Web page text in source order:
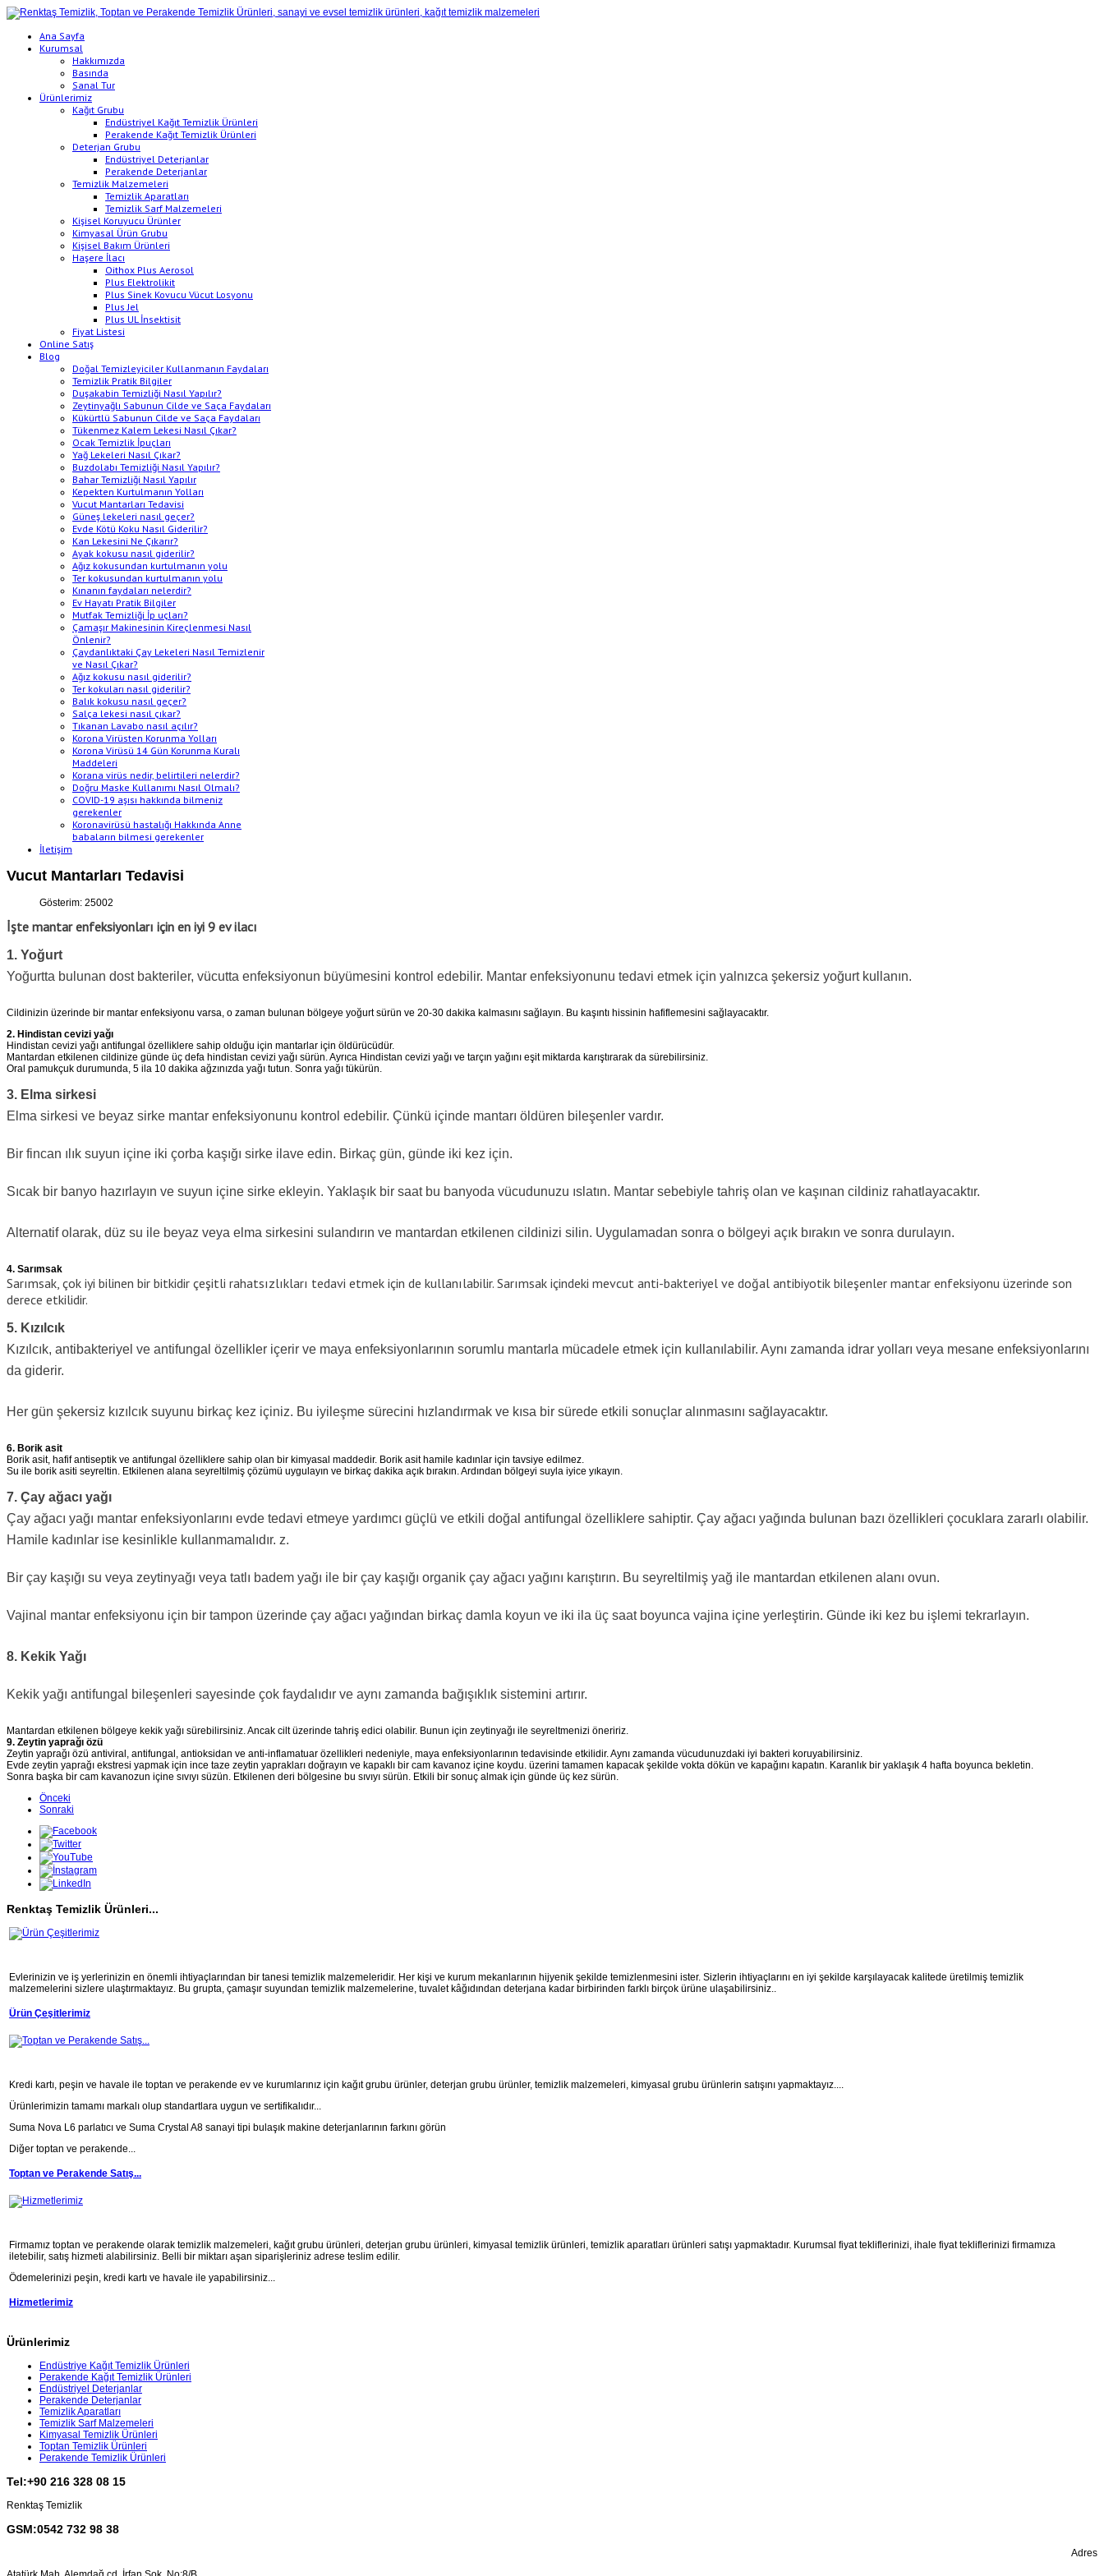
Ana Sayfa
Kurumsal
Hakkımızda
Basında
Sanal Tur
Ürünlerimiz
Kağıt Grubu
Endüstriyel Kağıt Temizlik Ürünleri
Perakende Kağıt Temizlik Ürünleri
Deterjan Grubu
Endüstriyel Deterjanlar
Perakende Deterjanlar
Temizlik Malzemeleri
Temizlik Aparatları
Temizlik Sarf Malzemeleri
Kişisel Koruyucu Ürünler
Kimyasal Ürün Grubu
Kişisel Bakım Ürünleri
Haşere İlacı
Oithox Plus Aerosol
Plus Elektrolikit
Plus Sinek Kovucu Vücut Losyonu
Plus Jel
Plus UL İnsektisit
Fiyat Listesi
Online Satış
Blog
Doğal Temizleyiciler Kullanmanın Faydaları
Temizlik Pratik Bilgiler
Duşakabin Temizliği Nasıl Yapılır?
Zeytinyağlı Sabunun Cilde ve Saça Faydaları
Kükürtlü Sabunun Cilde ve Saça Faydaları
Tükenmez Kalem Lekesi Nasıl Çıkar?
Ocak Temizlik İpuçları
Yağ Lekeleri Nasıl Çıkar?
Buzdolabı Temizliği Nasıl Yapılır?
Bahar Temizliği Nasıl Yapılır
Kepekten Kurtulmanın Yolları
Vucut Mantarları Tedavisi
Güneş lekeleri nasıl geçer?
Evde Kötü Koku Nasıl Giderilir?
Kan Lekesini Ne Çıkarır?
Ayak kokusu nasıl giderilir?
Ağız kokusundan kurtulmanın yolu
Ter kokusundan kurtulmanın yolu
Kınanın faydaları nelerdir?
Ev Hayatı Pratik Bilgiler
Mutfak Temizliği İp uçları?
Çamaşır Makinesinin Kireçlenmesi Nasıl
Önlenir?
Çaydanlıktaki Çay Lekeleri Nasıl Temizlenir
ve Nasıl Çıkar?
Ağız kokusu nasıl giderilir?
Ter kokuları nasıl giderilir?
Balık kokusu nasıl geçer?
Salça lekesi nasıl çıkar?
Tıkanan Lavabo nasıl açılır?
Korona Virüsten Korunma Yolları
Korona Virüsü 14 Gün Korunma Kuralı
Maddeleri
Korana virüs nedir, belirtileri nelerdir?
Doğru Maske Kullanımı Nasıl Olmalı?
COVID-19 aşısı hakkında bilmeniz
gerekenler
Koronavirüsü hastalığı Hakkında Anne
babaların bilmesi gerekenler
İletişim
Vucut Mantarları Tedavisi
Gösterim: 25002
İşte mantar enfeksiyonları için en iyi 9 ev ilacı
1. Yoğurt
Yoğurtta bulunan dost bakteriler, vücutta enfeksiyonun büyümesini kontrol edebilir. Mantar enfeksiyonunu tedavi etmek için yalnızca şekersiz yoğurt kullanın.
Cildinizin üzerinde bir mantar enfeksiyonu varsa, o zaman bulunan bölgeye yoğurt sürün ve 20-30 dakika kalmasını sağlayın. Bu kaşıntı hissinin hafiflemesini sağlayacaktır.
2. Hindistan cevizi yağı
Hindistan cevizi yağı antifungal özelliklere sahip olduğu için mantarlar için öldürücüdür.
Mantardan etkilenen cildinize günde üç defa hindistan cevizi yağı sürün. Ayrıca Hindistan cevizi yağı ve tarçın yağını eşit miktarda karıştırarak da sürebilirsiniz.
Oral pamukçuk durumunda, 5 ila 10 dakika ağzınızda yağı tutun. Sonra yağı tükürün.
3. Elma sirkesi
Elma sirkesi ve beyaz sirke mantar enfeksiyonunu kontrol edebilir. Çünkü içinde mantarı öldüren bileşenler vardır.
Bir fincan ılık suyun içine iki çorba kaşığı sirke ilave edin. Birkaç gün, günde iki kez için.
Sıcak bir banyo hazırlayın ve suyun içine sirke ekleyin. Yaklaşık bir saat bu banyoda vücudunuzu ıslatın. Mantar sebebiyle tahriş olan ve kaşınan cildiniz rahatlayacaktır.
Alternatif olarak, düz su ile beyaz veya elma sirkesini sulandırın ve mantardan etkilenen cildinizi silin. Uygulamadan sonra o bölgeyi açık bırakın ve sonra durulayın.
4. Sarımsak
Sarımsak, çok iyi bilinen bir bitkidir çeşitli rahatsızlıkları tedavi etmek için de kullanılabilir. Sarımsak içindeki mevcut anti-bakteriyel ve doğal antibiyotik bileşenler mantar enfeksiyonu üzerinde son
derece etkilidir.
5. Kızılcık
Kızılcık, antibakteriyel ve antifungal özellikler içerir ve maya enfeksiyonlarının sorumlu mantarla mücadele etmek için kullanılabilir. Aynı zamanda idrar yolları veya mesane enfeksiyonlarını
da giderir.
Her gün şekersiz kızılcık suyunu birkaç kez içiniz. Bu iyileşme sürecini hızlandırmak ve kısa bir sürede etkili sonuçlar alınmasını sağlayacaktır.
6. Borik asit
Borik asit, hafif antiseptik ve antifungal özelliklere sahip olan bir kimyasal maddedir. Borik asit hamile kadınlar için tavsiye edilmez.
Su ile borik asiti seyreltin. Etkilenen alana seyreltilmiş çözümü uygulayın ve birkaç dakika açık bırakın. Ardından bölgeyi suyla iyice yıkayın.
7. Çay ağacı yağı
Çay ağacı yağı mantar enfeksiyonlarını evde tedavi etmeye yardımcı güçlü ve etkili doğal antifungal özelliklere sahiptir. Çay ağacı yağında bulunan bazı özellikleri çocuklara zararlı olabilir.
Hamile kadınlar ise kesinlikle kullanmamalıdır. z.
Bir çay kaşığı su veya zeytinyağı veya tatlı badem yağı ile bir çay kaşığı organik çay ağacı yağını karıştırın. Bu seyreltilmiş yağ ile mantardan etkilenen alanı ovun.
Vajinal mantar enfeksiyonu için bir tampon üzerinde çay ağacı yağından birkaç damla koyun ve iki ila üç saat boyunca vajina içine yerleştirin. Günde iki kez bu işlemi tekrarlayın.
8. Kekik Yağı
Kekik yağı antifungal bileşenleri sayesinde çok faydalıdır ve aynı zamanda bağışıklık sistemini artırır.
Mantardan etkilenen bölgeye kekik yağı sürebilirsiniz. Ancak cilt üzerinde tahriş edici olabilir. Bunun için zeytinyağı ile seyreltmenizi öneririz.
9. Zeytin yaprağı özü
Zeytin yaprağı özü antiviral, antifungal, antioksidan ve anti-inflamatuar özellikleri nedeniyle, maya enfeksiyonlarının tedavisinde etkilidir. Aynı zamanda vücudunuzdaki iyi bakteri koruyabilirsiniz.
Evde zeytin yaprağı ekstresi yapmak için ince taze zeytin yaprakları doğrayın ve kapaklı bir cam kavanoz içine koydu. üzerini tamamen kapacak şekilde vokta dökün ve kapağını kapatın. Karanlık bir yaklaşık 4 hafta boyunca bekletin.
Sonra başka bir cam kavanozun içine sıvıyı süzün. Etkilenen deri bölgesine bu sıvıyı sürün. Etkili bir sonuç almak için günde üç kez sürün.
Önceki
Sonraki
Renktaş Temizlik Ürünleri...
Evlerinizin ve iş yerlerinizin en önemli ihtiyaçlarından bir tanesi temizlik malzemeleridir. Her kişi ve kurum mekanlarının hijyenik şekilde temizlenmesini ister. Sizlerin ihtiyaçlarını en iyi şekilde karşılayacak kalitede üretilmiş temizlik
malzemelerini sizlere ulaştırmaktayız. Bu grupta, çamaşır suyundan temizlik malzemelerine, tuvalet kâğıdından deterjana kadar birbirinden farklı birçok ürüne ulaşabilirsiniz..
Ürün Çeşitlerimiz
Kredi kartı, peşin ve havale ile toptan ve perakende ev ve kurumlarınız için kağıt grubu ürünler, deterjan grubu ürünler, temizlik malzemeleri, kimyasal grubu ürünlerin satışını yapmaktayız....
Ürünlerimizin tamamı markalı olup standartlara uygun ve sertifikalıdır...
Suma Nova L6 parlatıcı ve Suma Crystal A8 sanayi tipi bulaşık makine deterjanlarının farkını görün
Diğer toptan ve perakende...
Toptan ve Perakende Satış...
Firmamız toptan ve perakende olarak temizlik malzemeleri, kağıt grubu ürünleri, deterjan grubu ürünleri, kimyasal temizlik ürünleri, temizlik aparatları ürünleri satışı yapmaktadır. Kurumsal fiyat tekliflerinizi, ihale fiyat tekliflerinizi firmamıza
iletebilir, satış hizmeti alabilirsiniz. Belli bir miktarı aşan siparişleriniz adrese teslim edilir.
Ödemelerinizi peşin, kredi kartı ve havale ile yapabilirsiniz...
Hizmetlerimiz
Ürünlerimiz
Endüstriye Kağıt Temizlik Ürünleri
Perakende Kağıt Temizlik Ürünleri
Endüstriyel Deterjanlar
Perakende Deterjanlar
Temizlik Aparatları
Temizlik Sarf Malzemeleri
Kimyasal Temizlik Ürünleri
Toptan Temizlik Ürünleri
Perakende Temizlik Ürünleri
Tel:+90 216 328 08 15
Renktaş Temizlik
GSM:0542 732 98 38
Adres